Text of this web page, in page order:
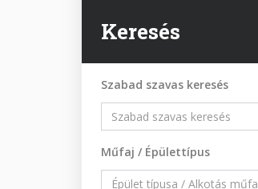
Keresés
Szabad szavas keresés
Műfaj / Épülettípus